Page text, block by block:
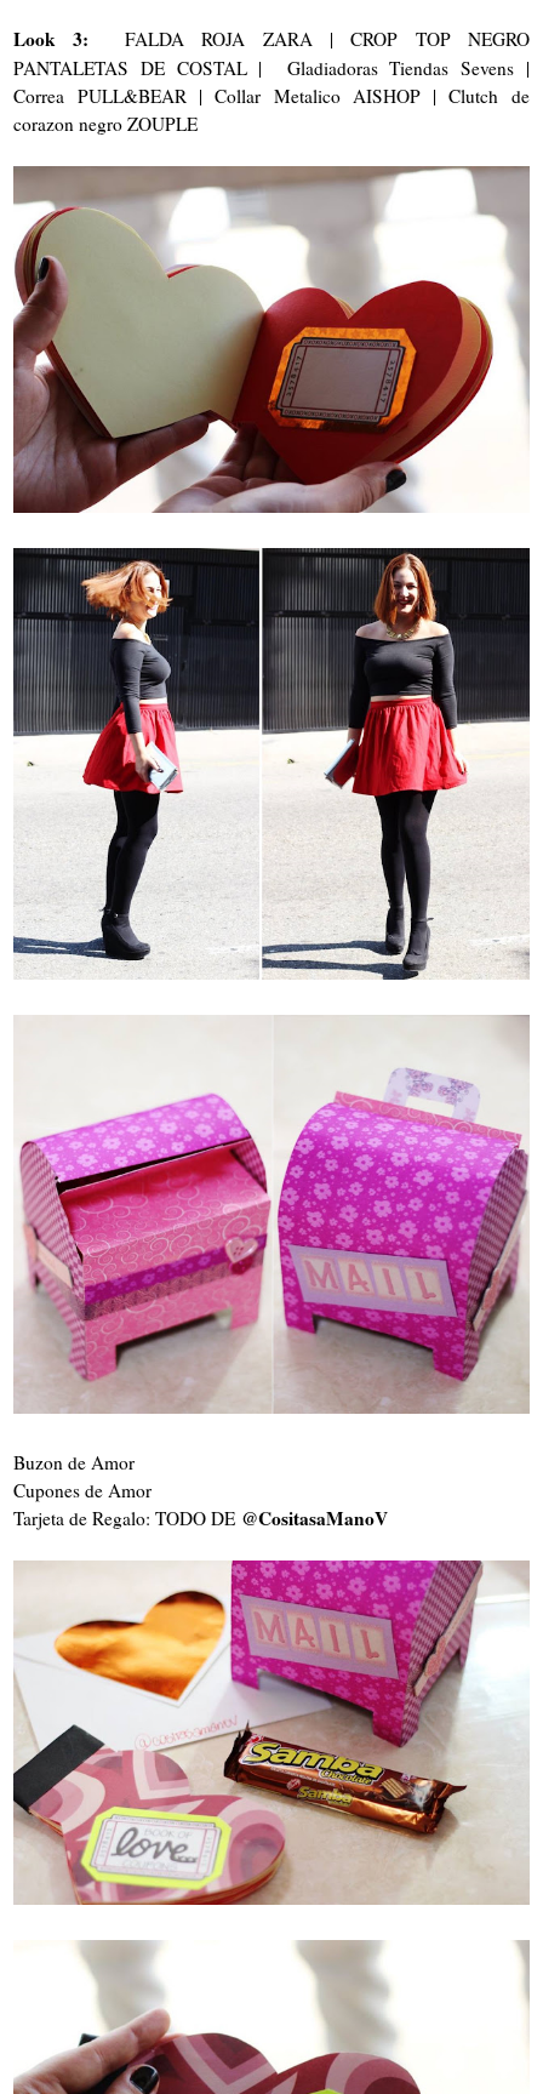
Look 3: FALDA ROJA ZARA | CROP TOP NEGRO
PANTALETAS DE COSTAL | Gladiadoras Tiendas Sevens |
Correa PULL&BEAR | Collar Metalico AISHOP | Clutch de
corazon negro ZOUPLE
Buzon de Amor
Cupones de Amor
Tarjeta de Regalo: TODO DE @CositasaManoV